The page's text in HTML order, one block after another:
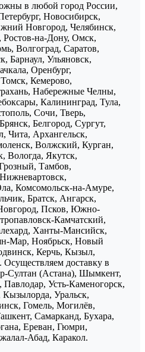
в любой город России,
Новосибирск,
Новгород, Челябинск,
на-Дону, Омск,
Волгоград, Саратов,
Барнаул, Ульяновск,
Оренбург,
Кемерово,
Набережные Челны,
Калининград, Тула,
Сочи, Тверь,
Белгород, Сургут,
Чита, Архангельск,
Волжский, Курган,
Вологда, Якутск,
Тамбов,
Комсомольск-на-Амуре,
Братск, Ангарск,
Псков, Южно-
Камчатский,
Ханты-Мансийск,
Мар, Ноябрьск, Новый
Керчь, Кызыл,
доставку в
Султан (Астана), Шымкент,
Павлодар, Усть-Каменогорск,
Уральск,
Гомель, Могилёв,
Самарканд, Бухара,
Ереван, Гюмри,
Абад, Каракол.